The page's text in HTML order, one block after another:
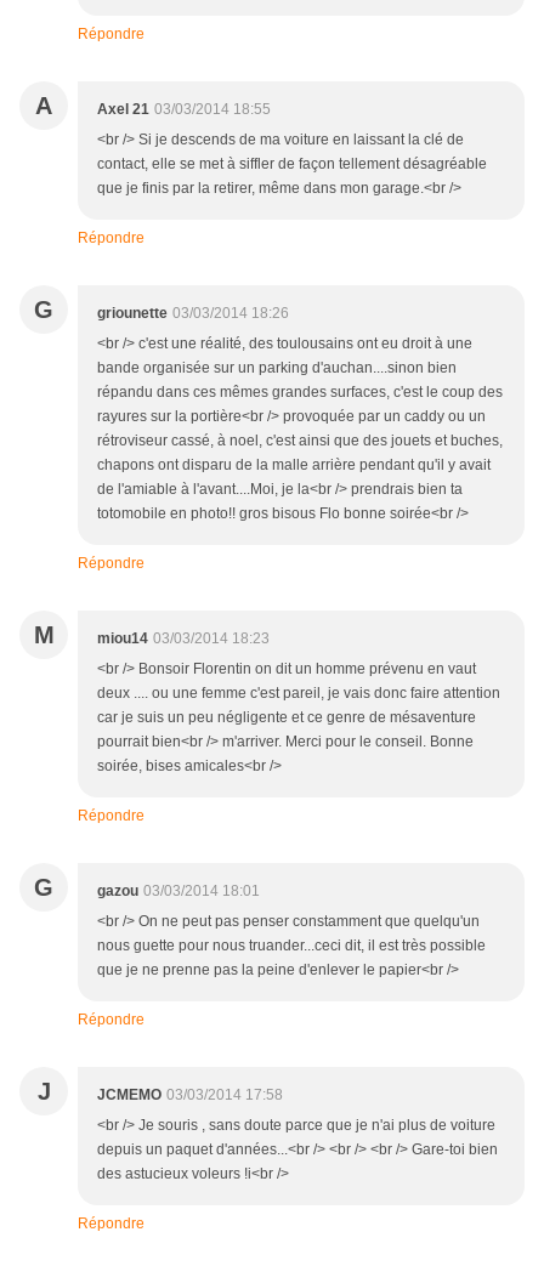
Répondre
A Axel 21 03/03/2014 18:55
<br /> Si je descends de ma voiture en laissant la clé de
contact, elle se met à siffler de façon tellement désagréable
que je finis par la retirer, même dans mon garage.<br />
Répondre
G griounette 03/03/2014 18:26
<br /> c'est une réalité, des toulousains ont eu droit à une
bande organisée sur un parking d'auchan....sinon bien
répandu dans ces mêmes grandes surfaces, c'est le coup des
rayures sur la portière<br /> provoquée par un caddy ou un
rétroviseur cassé, à noel, c'est ainsi que des jouets et buches,
chapons ont disparu de la malle arrière pendant qu'il y avait
de l'amiable à l'avant....Moi, je la<br /> prendrais bien ta
totomobile en photo!! gros bisous Flo bonne soirée<br />
Répondre
M miou14 03/03/2014 18:23
<br /> Bonsoir Florentin on dit un homme prévenu en vaut
deux .... ou une femme c'est pareil, je vais donc faire attention
car je suis un peu négligente et ce genre de mésaventure
pourrait bien<br /> m'arriver. Merci pour le conseil. Bonne
soirée, bises amicales<br />
Répondre
G gazou 03/03/2014 18:01
<br /> On ne peut pas penser constamment que quelqu'un
nous guette pour nous truander...ceci dit, il est très possible
que je ne prenne pas la peine d'enlever le papier<br />
Répondre
J JCMEMO 03/03/2014 17:58
<br /> Je souris , sans doute parce que je n'ai plus de voiture
depuis un paquet d'années...<br /> <br /> <br /> Gare-toi bien
des astucieux voleurs !i<br />
Répondre